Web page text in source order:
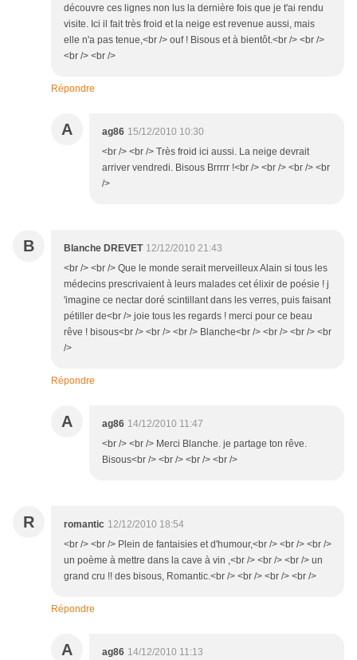
découvre ces lignes non lus la dernière fois que je t'ai rendu
visite. Ici il fait très froid et la neige est revenue aussi, mais
elle n'a pas tenue,<br /> ouf ! Bisous et à bientôt.<br /> <br />
<br /> <br />
Répondre
A ag86 15/12/2010 10:30
<br /> <br /> Très froid ici aussi. La neige devrait
arriver vendredi. Bisous Brrrrr !<br /> <br /> <br /> <br
/>
B Blanche DREVET 12/12/2010 21:43
<br /> <br /> Que le monde serait merveilleux Alain si tous les
médecins prescrivaient à leurs malades cet élixir de poésie ! j
'imagine ce nectar doré scintillant dans les verres, puis faisant
pétiller de<br /> joie tous les regards ! merci pour ce beau
rêve ! bisous<br /> <br /> <br /> Blanche<br /> <br /> <br /> <br
/>
Répondre
A ag86 14/12/2010 11:47
<br /> <br /> Merci Blanche. je partage ton rêve.
Bisous<br /> <br /> <br /> <br />
R romantic 12/12/2010 18:54
<br /> <br /> Plein de fantaisies et d'humour,<br /> <br /> <br />
un poème à mettre dans la cave à vin ,<br /> <br /> <br /> un
grand cru !! des bisous, Romantic.<br /> <br /> <br /> <br />
Répondre
A ag86 14/12/2010 11:13